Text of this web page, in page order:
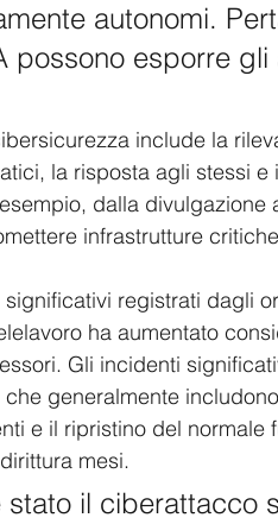
autonomi.
possono esporre
include la
la risposta agli stessi
dalla
infrastrutture
registrati dagli
ha aumentato
Gli incidenti
che generalmente
e il ripristino del normale
mesi.
stato il ciberattacco